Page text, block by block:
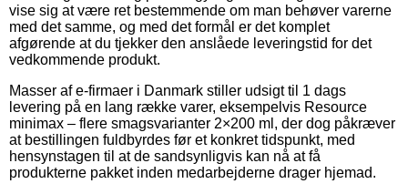
vise sig at være ret bestemmende om man behøver varerne
med det samme, og med det formål er det komplet
afgørende at du tjekker den anslåede leveringstid for det
vedkommende produkt.
Masser af e-firmaer i Danmark stiller udsigt til 1 dags
levering på en lang række varer, eksempelvis Resource
minimax – flere smagsvarianter 2×200 ml, der dog påkræver
at bestillingen fuldbyrdes før et konkret tidspunkt, med
hensynstagen til at de sandsynligvis kan nå at få
produkterne pakket inden medarbejderne drager hjemad.